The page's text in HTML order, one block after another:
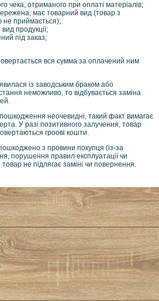
чека, отриманого при оплаті матеріалів;
має товарний вид (товар з
приймається);
продукції;
під заказ;
вся сумма за оплачений ним
із заводським браком або
неможливо, то відбувається заміна
неочевидні, такий факт вимагає
У разі позитивного залучення, товар
гроові кошти.
з провини покупця (із-за
порушення правил експлуатації чи
не підлягає заміні чи повернення.